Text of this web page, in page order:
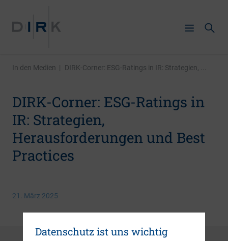
In den Medien | DIRK-Corner: ESG-Ratings in IR: Strategien, ...
DIRK-Corner: ESG-Ratings in
IR: Strategien,
Herausforderungen und Best
Practices
21. März 2025
Datenschutz ist uns wichtig